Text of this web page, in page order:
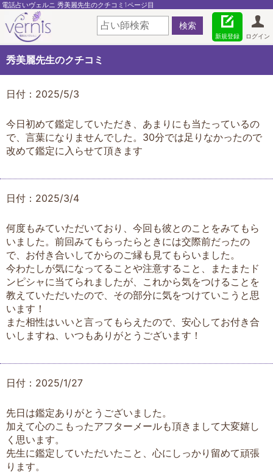
電話占いヴェルニ 秀美麗先生のクチコミ1ページ目
ログイン
新規登録
秀美麗先生のクチコミ
日付：2025/5/3
今日初めて鑑定していただき、あまりにも当たっているの
で、言葉になりませんでした。30分では足りなかったので
改めて鑑定に入らせて頂きます
日付：2025/3/4
何度もみていただいており、今回も彼とのことをみてもら
いました。前回みてもらったらときには交際前だったの
で、お付き合いしてからのご縁も見てもらいました。
今わたしが気になってることや注意すること、またまたド
ンピシャに当てられましたが、これから気をつけることを
教えていただいたので、その部分に気をつけていこうと思
います！
また相性はいいと言ってもらえたので、安心してお付き合
いしますね、いつもありがとうございます！
日付：2025/1/27
先日は鑑定ありがとうございました。
加えて心のこもったアフターメールも頂きまして大変嬉し
く思います。
先生に鑑定していただいたこと、心にしっかり留めて頑張
ります。